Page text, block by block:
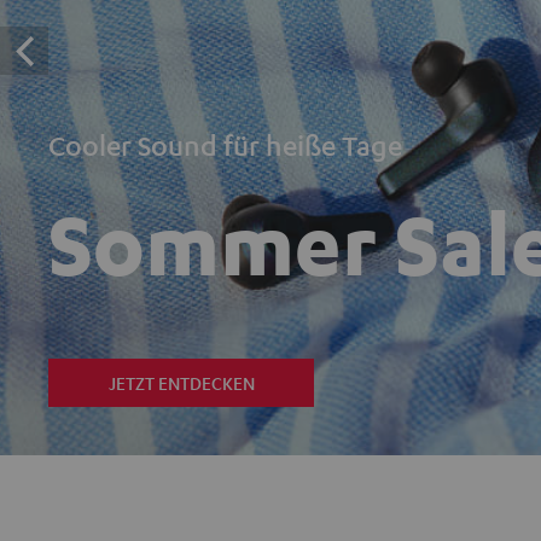
Cooler Sound für heiße Tage
Sommer
JETZT ENTDECKEN